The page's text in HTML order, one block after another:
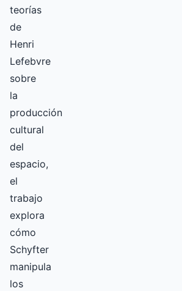
teorías
de
Henri
Lefebvre
sobre
la
producción
cultural
del
espacio,
el
trabajo
explora
cómo
Schyfter
manipula
los